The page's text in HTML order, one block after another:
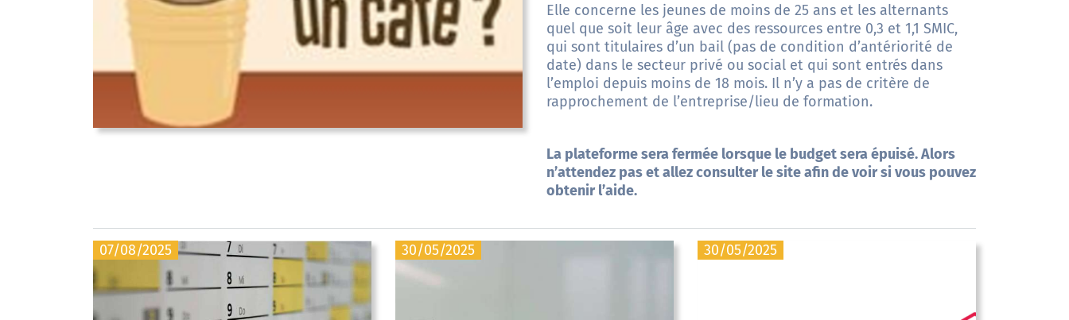
Elle concerne les jeunes de moins de 25 ans et les alternants
quel que soit leur âge avec des ressources entre 0,3 et 1,1 SMIC,
qui sont titulaires d’un bail (pas de condition d’antériorité de
date) dans le secteur privé ou social et qui sont entrés dans
l’emploi depuis moins de 18 mois. Il n’y a pas de critère de
rapprochement de l’entreprise/lieu de formation.
La plateforme sera fermée lorsque le budget sera épuisé. Alors
n’attendez pas et allez consulter le site afin de voir si vous pouvez
obtenir l’aide.
07/08/2025 30/05/2025 30/05/2025